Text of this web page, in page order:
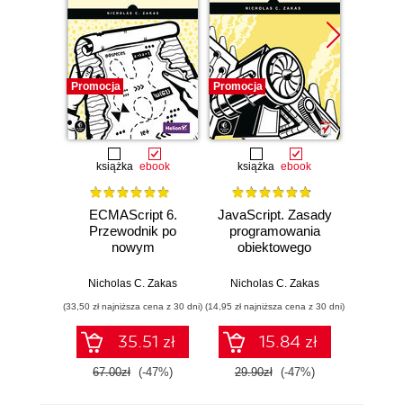
Promocja
książka ebook
ECMAScript 6.
Przewodnik po
nowym
JavaScript
Nicholas C. Zakas
(33,50 zł najniższa cena z 30 dni)
35.51 zł
67.00zł (-47%)
Promocja
książka ebook
JavaScript. Zasady
programowania
obiektowego
Nicholas C. Zakas
(14,95 zł najniższa cena z 30 dni)
15.84 zł
29.90zł (-47%)